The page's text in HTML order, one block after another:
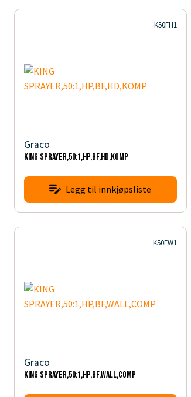
K50FH1
Graco
KING SPRAYER,50:1,HP,BF,HD,KOMP
Legg til innkjøpsliste
K50FW1
Graco
KING SPRAYER,50:1,HP,BF,WALL,COMP